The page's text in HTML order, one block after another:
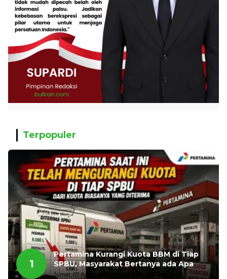
Terpopuler
1
Pertamina Kurangi Kuota BBM di Tiap
SPBU, Masyarakat Bertanya ada Apa
Jumat, 07 Agustus 2026, 11:03 WIB